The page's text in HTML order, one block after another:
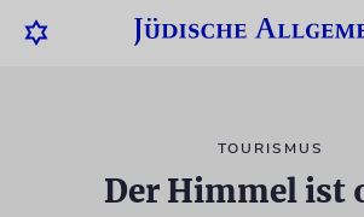
TOURISMUS
Der Himmel ist